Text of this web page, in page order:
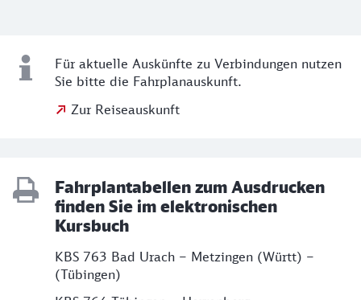
Für aktuelle Auskünfte zu Verbindungen nutzen
Sie bitte die Fahrplanauskunft.
Zur Reiseauskunft
Fahrplantabellen zum Ausdrucken
finden Sie im elektronischen
Kursbuch
KBS 763 Bad Urach – Metzingen (Württ) –
(Tübingen)